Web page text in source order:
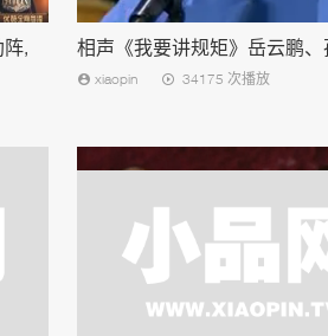
,
相声《我要讲规矩》岳云鹏、
xiaopin 34175 次播放